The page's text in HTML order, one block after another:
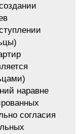
наравне
согласия